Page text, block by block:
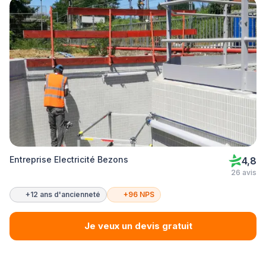
Entreprise Electricité Bezons 4,8
26 avis
+12 ans d'ancienneté +96 NPS
Je veux un devis gratuit